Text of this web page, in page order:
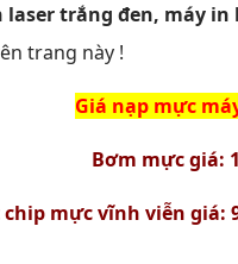
trắng đen, máy in
trang này !
Giá nạp mực
Bơm mực giá:
chip mực vĩnh viễn giá: